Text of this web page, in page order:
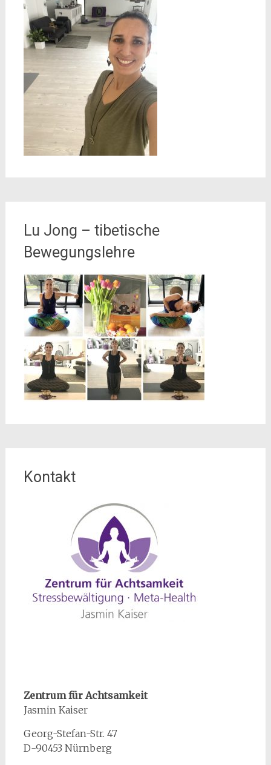
Lu Jong – tibetische
Bewegungslehre
Kontakt
Zentrum für Achtsamkeit
Jasmin Kaiser
Georg-Stefan-Str. 47
D-90453 Nürnberg